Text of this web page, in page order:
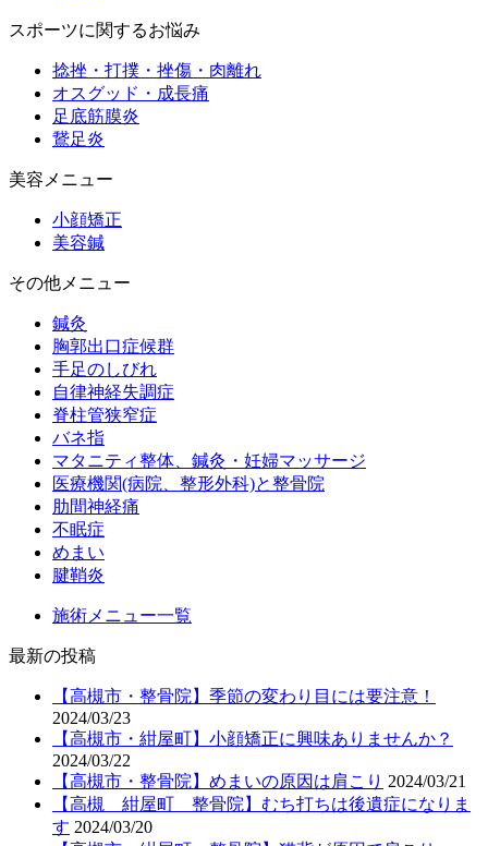
スポーツに関するお悩み
捻挫・打撲・挫傷・肉離れ
オスグッド・成長痛
足底筋膜炎
鵞足炎
美容メニュー
小顔矯正
美容鍼
その他メニュー
鍼灸
胸郭出口症候群
手足のしびれ
自律神経失調症
脊柱管狭窄症
バネ指
マタニティ整体、鍼灸・妊婦マッサージ
医療機関(病院、整形外科)と整骨院
肋間神経痛
不眠症
めまい
腱鞘炎
施術メニュー一覧
最新の投稿
【高槻市・整骨院】季節の変わり目には要注意！
2024/03/23
【高槻市・紺屋町】小顔矯正に興味ありませんか？
2024/03/22
【高槻市・整骨院】めまいの原因は肩こり 2024/03/21
【高槻 紺屋町 整骨院】むち打ちは後遺症になりま
す 2024/03/20